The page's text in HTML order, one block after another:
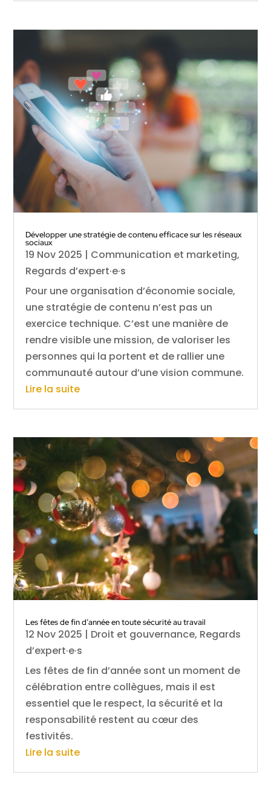
Développer une stratégie de contenu efficace sur les réseaux
sociaux
19 Nov 2025 | Communication et marketing,
Regards d’expert·e·s
Pour une organisation d’économie sociale,
une stratégie de contenu n’est pas un
exercice technique. C’est une manière de
rendre visible une mission, de valoriser les
personnes qui la portent et de rallier une
communauté autour d’une vision commune.
Lire la suite
Les fêtes de fin d’année en toute sécurité au travail
12 Nov 2025 | Droit et gouvernance, Regards
d’expert·e·s
Les fêtes de fin d’année sont un moment de
célébration entre collègues, mais il est
essentiel que le respect, la sécurité et la
responsabilité restent au cœur des
festivités.
Lire la suite